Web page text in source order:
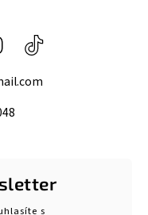
https://www.youtube.com/
navlnetrendu5284
s